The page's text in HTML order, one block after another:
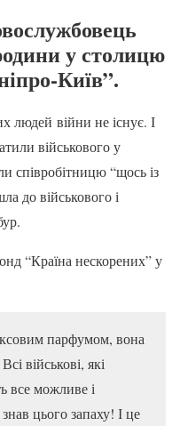
у столицю
Київ”.
людей війни не існує. І
військового у
співробітницю “щось із
до військового і
“Країна нескорених” у
парфумом, вона
військові, які
все можливе і
цього запаху! І це